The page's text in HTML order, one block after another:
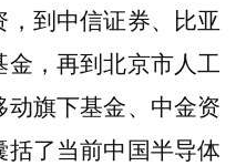
到中信证券、比亚
，再到北京市人工
旗下基金、中金资
了当前中国半导体